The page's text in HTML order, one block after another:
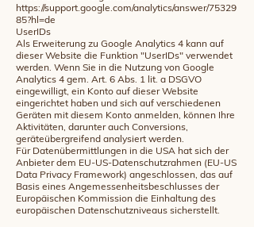
https://support.google.com/analytics/answer/75329
85?hl=de
UserIDs
Als Erweiterung zu Google Analytics 4 kann auf
dieser Website die Funktion "UserIDs" verwendet
werden. Wenn Sie in die Nutzung von Google
Analytics 4 gem. Art. 6 Abs. 1 lit. a DSGVO
eingewilligt, ein Konto auf dieser Website
eingerichtet haben und sich auf verschiedenen
Geräten mit diesem Konto anmelden, können Ihre
Aktivitäten, darunter auch Conversions,
geräteübergreifend analysiert werden.
Für Datenübermittlungen in die USA hat sich der
Anbieter dem EU-US-Datenschutzrahmen (EU-US
Data Privacy Framework) angeschlossen, das auf
Basis eines Angemessenheitsbeschlusses der
Europäischen Kommission die Einhaltung des
europäischen Datenschutzniveaus sicherstellt.